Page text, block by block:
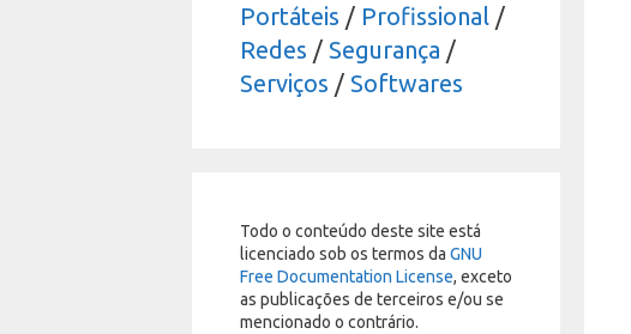
Portáteis / Profissional /
Redes / Segurança /
Serviços / Softwares
Todo o conteúdo deste site está
licenciado sob os termos da GNU
Free Documentation License, exceto
as publicações de terceiros e/ou se
mencionado o contrário.